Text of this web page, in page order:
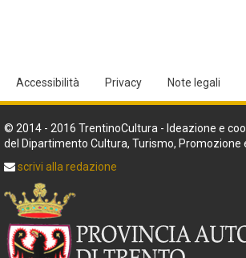
Accessibilità Privacy Note legali
© 2014 - 2016 TrentinoCultura - Ideazione e
del Dipartimento Cultura, Turismo, Promozione
scrivi alla redazione